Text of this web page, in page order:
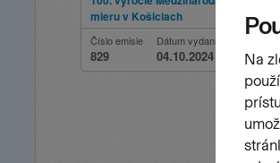
mieru v Košiciach
Číslo emisie
829
Dátum vydania
04.10.2024